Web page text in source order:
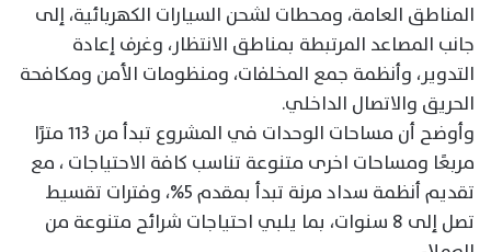
المناطق العامة، ومحطات لشحن السيارات الكهربائية، إلى
جانب المصاعد المرتبطة بمناطق الانتظار، وغرف إعادة
التدوير، وأنظمة جمع المخلفات، ومنظومات الأمن ومكافحة
الحريق والاتصال الداخلي.
وأوضح أن مساحات الوحدات في المشروع تبدأ من ١١٣ مترًا
مربعًا ومساحات اخرى متنوعة تناسب كافة الاحتياجات ، مع
تقديم أنظمة سداد مرنة تبدأ بمقدم 5%، وفترات تقسيط
تصل إلى 8 سنوات، بما يلبي احتياجات شرائح متنوعة من